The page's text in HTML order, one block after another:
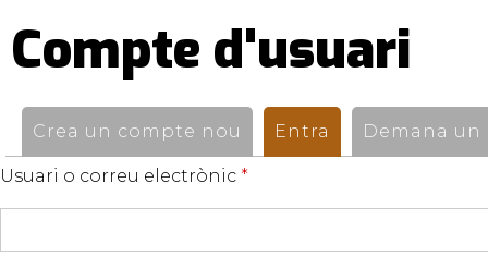
Compte d'usuari
Pestanyes
primàries
Crea un compte nou Entra (pestanya
Demana
Usuari o correu electrònic *